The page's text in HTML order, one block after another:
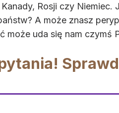
Rosji czy
A może znasz
może uda się nam czymś